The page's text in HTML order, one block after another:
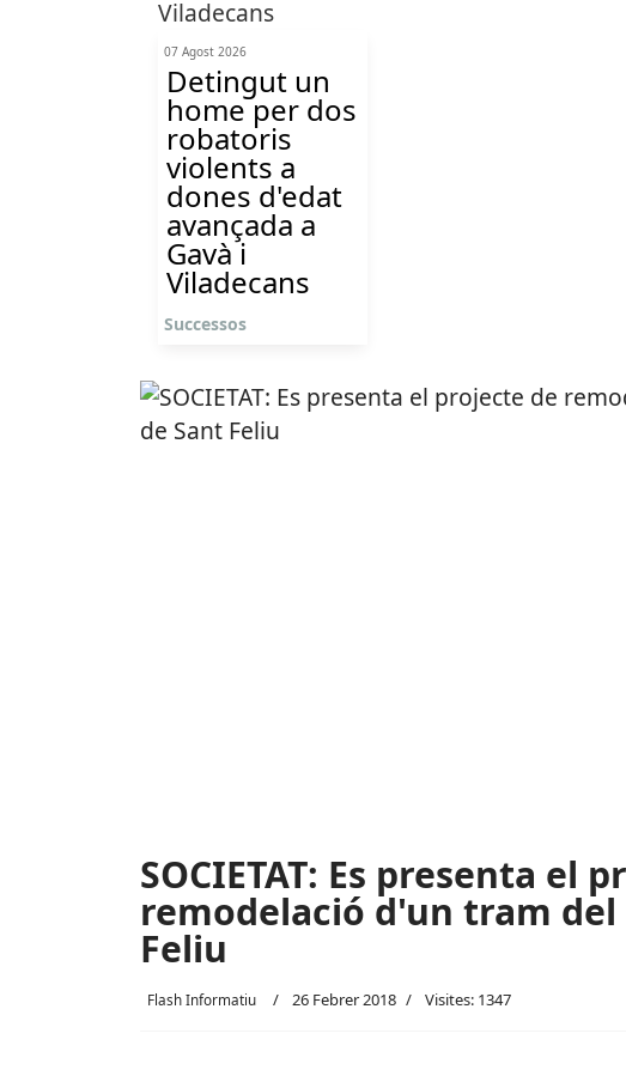
07 Agost 2026
Detingut un
home per dos
robatoris
violents a
dones d'edat
avançada a
Gavà i
Viladecans
Successos
SOCIETAT: Es presenta el
remodelació d'un tram
Feliu
Flash Informatiu 26 Febrer 2018 Visites: 1347